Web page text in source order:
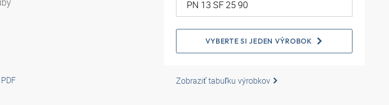
VYBERTE SI JEDEN VÝROBOK
Zobraziť tabuľku výrobkov